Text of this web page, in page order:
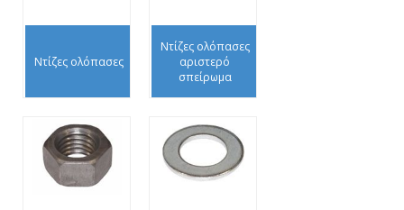
Ντίζες ολόπασες
Ντίζες ολόπασες
αριστερό
σπείρωμα